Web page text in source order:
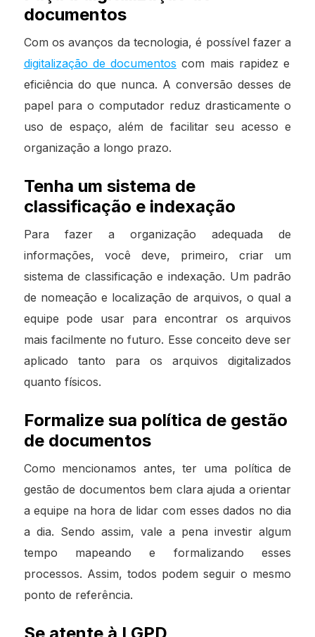
documentos
Com os avanços da tecnologia, é possível fazer a
digitalização de documentos com mais rapidez e
eficiência do que nunca. A conversão desses de
papel para o computador reduz drasticamente o
uso de espaço, além de facilitar seu acesso e
organização a longo prazo.
Tenha um sistema de
classificação e indexação
Para fazer a organização adequada de
informações, você deve, primeiro, criar um
sistema de classificação e indexação. Um padrão
de nomeação e localização de arquivos, o qual a
equipe pode usar para encontrar os arquivos
mais facilmente no futuro. Esse conceito deve ser
aplicado tanto para os arquivos digitalizados
quanto físicos.
Formalize sua política de gestão
de documentos
Como mencionamos antes, ter uma política de
gestão de documentos bem clara ajuda a orientar
a equipe na hora de lidar com esses dados no dia
a dia. Sendo assim, vale a pena investir algum
tempo mapeando e formalizando esses
processos. Assim, todos podem seguir o mesmo
ponto de referência.